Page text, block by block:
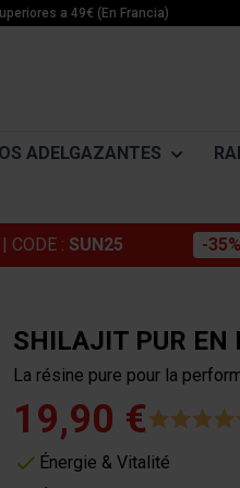
a 49€ (En Francia)
Pre entreno
Creatina Monohidrato
Tortas energéticas
Barras y cápsulas
Potassium
Zinc
ADELGAZANTES
| CODE : SUN25 -35%
SHILAJIT PUR EN
La résine pure pour la
19,90 €
Énergie & Vitalité